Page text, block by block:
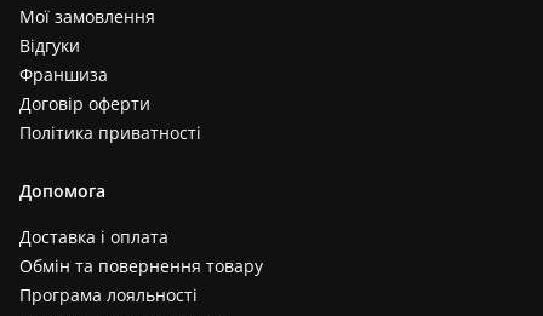
Мої замовлення
Відгуки
Франшиза
Договір оферти
Політика приватності
Допомога
Доставка і оплата
Обмін та повернення товару
Програма лояльності